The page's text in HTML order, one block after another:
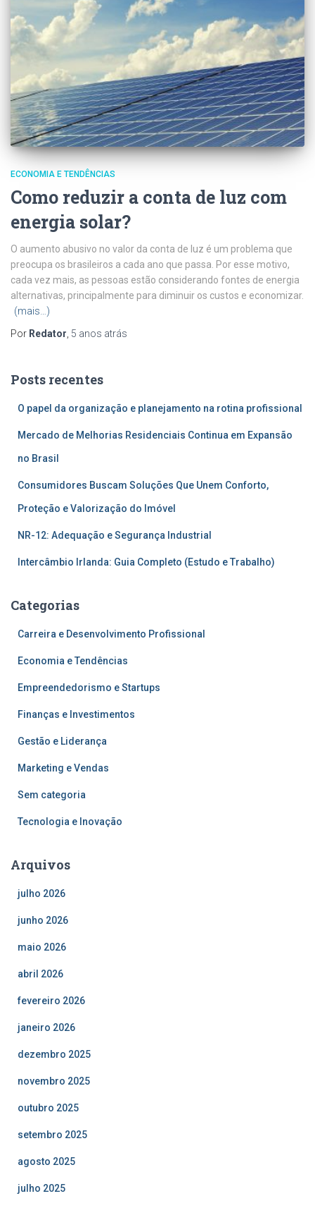
ECONOMIA E TENDÊNCIAS
Como reduzir a conta de luz com
energia solar?
O aumento abusivo no valor da conta de luz é um problema que
preocupa os brasileiros a cada ano que passa. Por esse motivo,
cada vez mais, as pessoas estão considerando fontes de energia
alternativas, principalmente para diminuir os custos e economizar.
(mais…)
Por Redator, 5 anos atrás
Posts recentes
O papel da organização e planejamento na rotina profissional
Mercado de Melhorias Residenciais Continua em Expansão
no Brasil
Consumidores Buscam Soluções Que Unem Conforto,
Proteção e Valorização do Imóvel
NR-12: Adequação e Segurança Industrial
Intercâmbio Irlanda: Guia Completo (Estudo e Trabalho)
Categorias
Carreira e Desenvolvimento Profissional
Economia e Tendências
Empreendedorismo e Startups
Finanças e Investimentos
Gestão e Liderança
Marketing e Vendas
Sem categoria
Tecnologia e Inovação
Arquivos
julho 2026
junho 2026
maio 2026
abril 2026
fevereiro 2026
janeiro 2026
dezembro 2025
novembro 2025
outubro 2025
setembro 2025
agosto 2025
julho 2025